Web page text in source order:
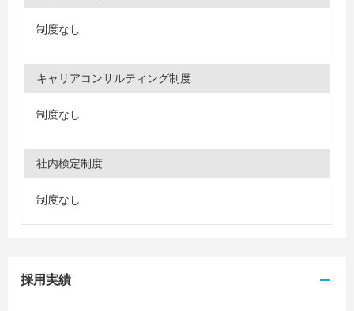
制度なし
キャリアコンサルティング制度
制度なし
社内検定制度
制度なし
採用実績